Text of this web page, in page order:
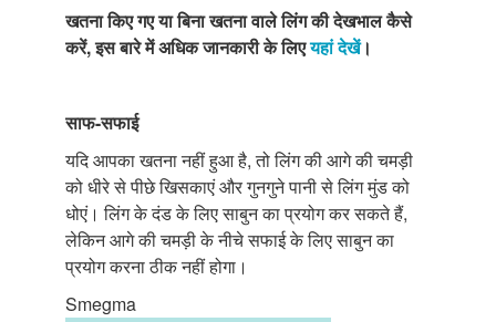
खतना किए गए या बिना खतना वाले लिंग की देखभाल कैसे
करें, इस बारे में अधिक जानकारी के लिएयहां देखें।
साफ-सफाई
यदि आपका खतना नहीं हुआ है, तो लिंग की आगे की चमड़ी
को धीरे से पीछे खिसकाएं और गुनगुने पानी से लिंग मुंड को
धोएं। लिंग के दंड के लिए साबुन का प्रयोग कर सकते हैं,
लेकिन आगे की चमड़ी के नीचे सफाई के लिए साबुन का
प्रयोग करना ठीक नहीं होगा।
Smegma